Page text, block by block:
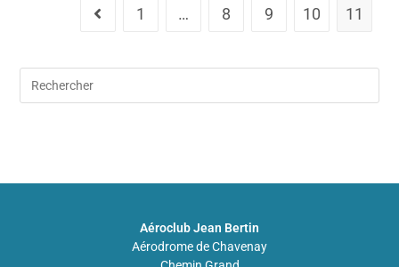
1 … 8 9 10 11
Aéroclub Jean Bertin
Aérodrome de Chavenay